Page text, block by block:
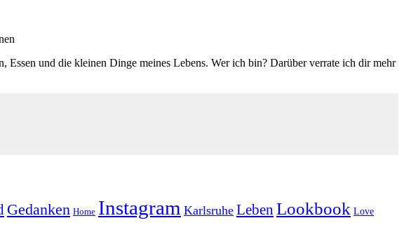
und die kleinen Dinge meines Lebens. Wer ich bin? Darüber verrate ich dir mehr
Gedanken Home Instagram Karlsruhe Leben Lookbook Love